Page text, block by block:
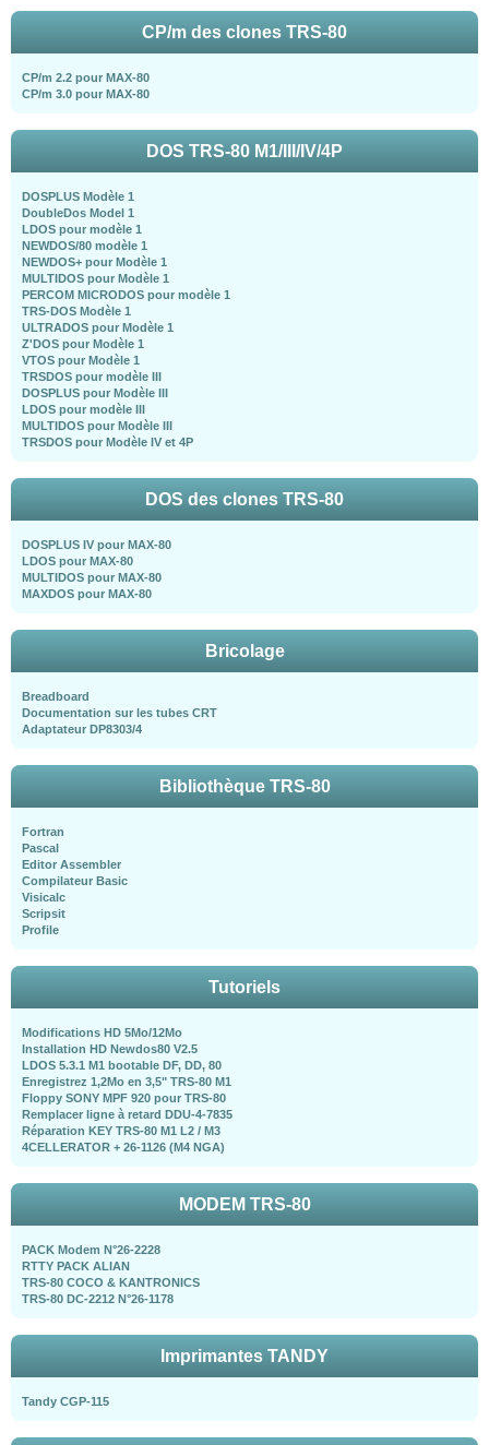
CP/m des clones TRS-80
CP/m 2.2 pour MAX-80
CP/m 3.0 pour MAX-80
DOS TRS-80 M1/III/IV/4P
DOSPLUS Modèle 1
DoubleDos Model 1
LDOS pour modèle 1
NEWDOS/80 modèle 1
NEWDOS+ pour Modèle 1
MULTIDOS pour Modèle 1
PERCOM MICRODOS pour modèle 1
TRS-DOS Modèle 1
ULTRADOS pour Modèle 1
Z'DOS pour Modèle 1
VTOS pour Modèle 1
TRSDOS pour modèle III
DOSPLUS pour Modèle III
LDOS pour modèle III
MULTIDOS pour Modèle III
TRSDOS pour Modèle IV et 4P
DOS des clones TRS-80
DOSPLUS IV pour MAX-80
LDOS pour MAX-80
MULTIDOS pour MAX-80
MAXDOS pour MAX-80
Bricolage
Breadboard
Documentation sur les tubes CRT
Adaptateur DP8303/4
Bibliothèque TRS-80
Fortran
Pascal
Editor Assembler
Compilateur Basic
Visicalc
Scripsit
Profile
Tutoriels
Modifications HD 5Mo/12Mo
Installation HD Newdos80 V2.5
LDOS 5.3.1 M1 bootable DF, DD, 80
Enregistrez 1,2Mo en 3,5" TRS-80 M1
Floppy SONY MPF 920 pour TRS-80
Remplacer ligne à retard DDU-4-7835
Réparation KEY TRS-80 M1 L2 / M3
4CELLERATOR + 26-1126 (M4 NGA)
MODEM TRS-80
PACK Modem N°26-2228
RTTY PACK ALIAN
TRS-80 COCO & KANTRONICS
TRS-80 DC-2212 N°26-1178
Imprimantes TANDY
Tandy CGP-115